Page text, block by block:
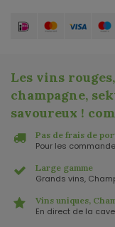
Les vins
champagne,
savoureux !
Pas de frais de
Pour les
Large gamme
Grands vins,
Vins uniques,
En direct de la cave